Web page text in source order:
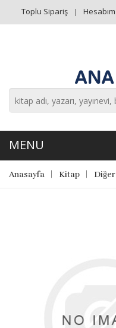
Toplu Sipariş Hesabım
Anasayfa Kitap Diğer